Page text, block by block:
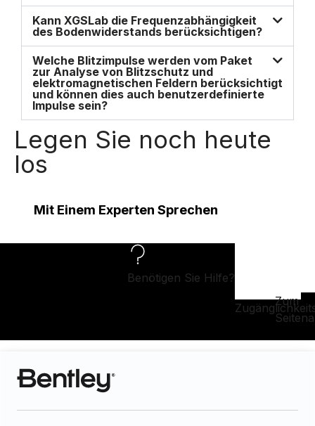
Kann XGSLab die Frequenzabhängigkeit
des Bodenwiderstands berücksichtigen?
Welche Blitzimpulse werden vom Paket
zur Analyse von Blitzschutz und
elektromagnetischen Feldern berücksichtigt
und können dies auch benutzerdefinierte
Impulse sein?
Legen Sie noch heute
los
Mit Einem Experten Sprechen
Benötigen Sie Hilfe?
Zum